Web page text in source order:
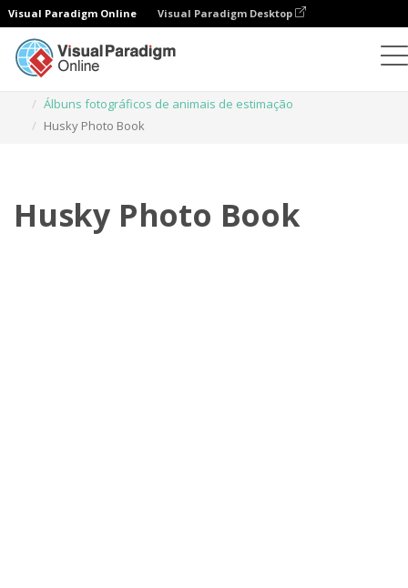
Visual Paradigm Online Visual Paradigm Desktop
Álbuns fotográficos de animais de estimação
Husky Photo Book
Husky Photo Book